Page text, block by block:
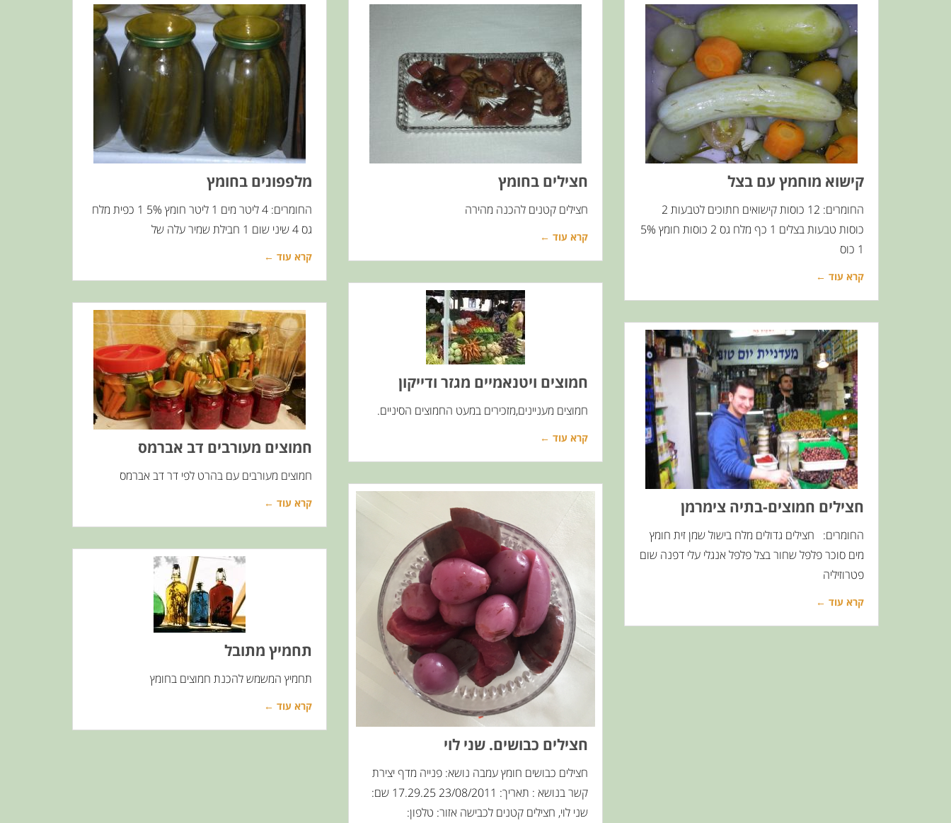
קישוא מוחמץ עם בצל
החומרים: 12 כוסות קישואים חתוכים לטבעות 2
כוסות טבעות בצלים 1 כף מלח גס 2 כוסות חומץ 5%
1 כוס
קרא עוד ←
חצילים בחומץ
חצילים קטנים להכנה מהירה
קרא עוד ←
מלפפונים בחומץ
החומרים: 4 ליטר מים 1 ליטר חומץ 5% 1 כפית מלח
גס 4 שיני שום 1 חבילת שמיר עלה של
קרא עוד ←
חמוצים ויטנאמיים מגזר ודייקון
חמוצים מעניינים,מזכירים במעט החמוצים הסיניים.
קרא עוד ← חמוצים מעורבים דב אברמס
חמוצים מעורבים עם בהרט לפי דר דב אברמס
קרא עוד ← חצילים חמוצים-בתיה צימרמן
החומרים: חצילים גדולים מלח בישול שמן זית חומץ
מים סוכר פלפל שחור בצל פלפל אנגלי עלי דפנה שום
פטרוזיליה
קרא עוד ←
חצילים כבושים. שני לוי
חצילים כבושים חומץ עמבה נושא: פנייה מדף יצירת
קשר בנושא : תאריך: 23/08/2011 17.29.25 שם:
שני לוי, חצילים קטנים לכבישה אזור: טלפון:
תחמיץ מתובל
תחמיץ המשמש להכנת חמוצים בחומץ
קרא עוד ←